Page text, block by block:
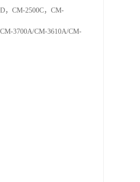
，CM-2500C，CM-
3700A/CM-3610A/CM-